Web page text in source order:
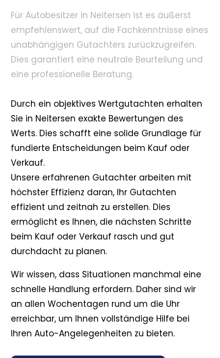
Für Autobesitzer in Neitersen ist es äußerst
empfehlenswert, auf die Fachkenntnisse eines
unabhängigen Gutachters zurückzugreifen.
Dies garantiert eine neutrale Beurteilung und
eine professionelle Beratung.
Durch ein objektives Wertgutachten erhalten
Sie in Neitersen exakte Bewertungen des
Werts. Dies schafft eine solide Grundlage für
fundierte Entscheidungen beim Kauf oder
Verkauf.
Unsere erfahrenen Gutachter arbeiten mit
höchster Effizienz daran, Ihr Gutachten
effizient und zeitnah zu erstellen. Dies
ermöglicht es Ihnen, die nächsten Schritte
beim Kauf oder Verkauf rasch und gut
durchdacht zu planen.
Wir wissen, dass Situationen manchmal eine
schnelle Handlung erfordern. Daher sind wir
an allen Wochentagen rund um die Uhr
erreichbar, um Ihnen vollständige Hilfe bei
Ihren Auto-Angelegenheiten zu bieten.